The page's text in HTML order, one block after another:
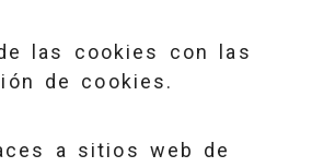
las cookies con las
de cookies.
a sitios web de